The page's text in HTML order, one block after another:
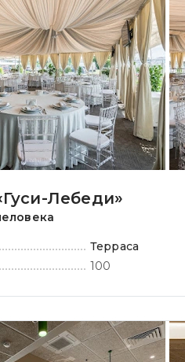
Лебеди»
Терраса
100